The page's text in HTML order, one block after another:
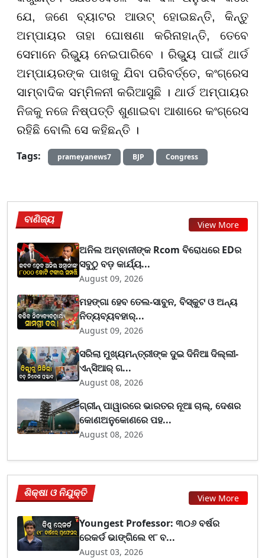
ଯେ, ଜଣେ ବ୍ୟାଟର ଆଉଟ୍ ହୋଇଛନ୍ତି, କିନ୍ତୁ
ଅମ୍ପାୟର ତାହା ଘୋଷଣା କରିନାହାନ୍ତି, ତେବେ
ସେମାନେ ରିଭ୍ୟୁ ନେଇପାରିବେ । ରିଭ୍ୟୁ ପାଇଁ ଥାର୍ଡ
ଅମ୍ପାୟରଙ୍କ ପାଖକୁ ଯିବା ପରିବର୍ତ୍ତେ, କଂଗ୍ରେସ
ସାମ୍ବାଦିକ ସମ୍ମିଳନୀ କରିଆସୁଛି । ଥାର୍ଡ ଅମ୍ପାୟର
ନିଜକୁ ନଜେ ନିଷ୍ପତ୍ତି ଶୁଣାଇବା ଆଶାରେ କଂଗ୍ରେସ
ରହିଛି ବୋଲି ସେ କହିଛନ୍ତି ।
Tags:
prameyanews7 BJP Congress
ବାଣିଜ୍ୟ View More
ଅନିଲ ଅମ୍ବାନୀଙ୍କ Rcom ବିରୋଧରେ EDର
ସବୁଠୁ ବଡ଼ କାର୍ଯ୍ୟ...
August 09, 2026
ମହଙ୍ଗା ହେବ ତେଲ-ସାବୁନ, ବିସ୍କୁଟ ଓ ଅନ୍ୟ
ନିତ୍ୟବ୍ୟବହାର୍...
August 09, 2026
ସରିଲା ମୁଖ୍ୟମନ୍ତ୍ରୀଙ୍କ ଦୁଇ ଦିନିଆ ଦିଲ୍ଲୀ-
ଏନ୍‌ସିଆର୍ ଗ...
August 08, 2026
ଗ୍ରୀନ୍ ପାୱାରରେ ଭାରତର ନୂଆ ଚାଲ୍, ଦେଶର
କୋଣଅନୁକୋଣରେ ପହ...
August 08, 2026
ଶିକ୍ଷା ଓ ନିଯୁକ୍ତି View More
Youngest Professor: ୩୦୬ ବର୍ଷର
ରେକର୍ଡ ଭାଙ୍ଗିଲେ ୧୮ ବ...
August 03, 2026